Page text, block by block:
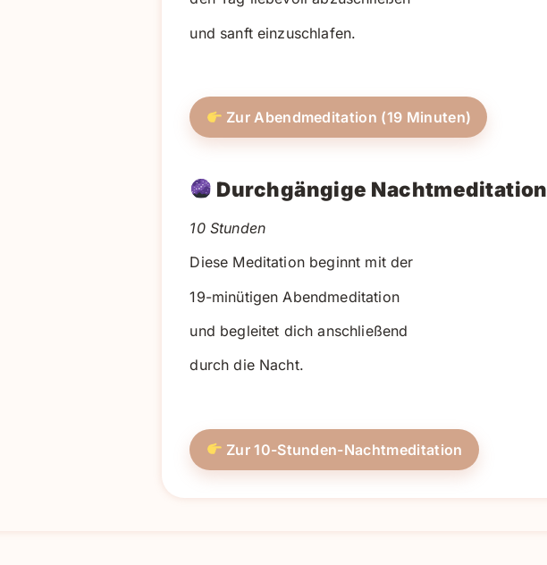
und sanft einzuschlafen.
Zur Abendmeditation (19 Minuten)
Durchgängige Nachtmeditation
10 Stunden
Diese Meditation beginnt mit der
19-minütigen Abendmeditation
und begleitet dich anschließend
durch die Nacht.
Zur 10-Stunden-Nachtmeditation